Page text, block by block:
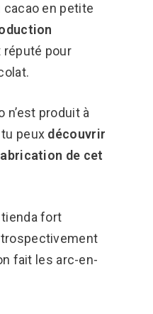
cacao en petite
réputé pour
n’est produit à
peux découvrir
de cet
fort
fait les arc-en-